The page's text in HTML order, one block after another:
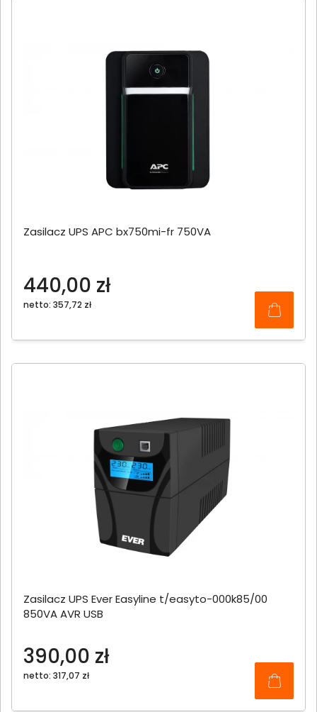
Zasilacz UPS APC bx750mi-fr 750VA
440,00 zł
netto: 357,72 zł
Zasilacz UPS Ever Easyline t/easyto-000k85/00
850VA AVR USB
390,00 zł
netto: 317,07 zł